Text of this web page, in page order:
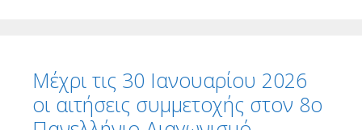
Μέχρι τις 30 Ιανουαρίου 2026
οι αιτήσεις συμμετοχής στον 8ο